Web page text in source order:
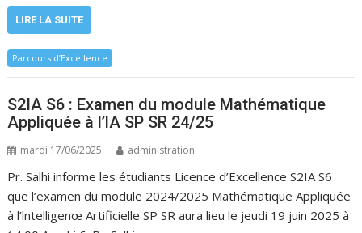
LIRE LA SUITE
Parcours d’Excellence
S2IA S6 : Examen du module Mathématique
Appliquée à l’lA SP SR 24/25
mardi 17/06/2025 administration
Pr. Salhi informe les étudiants Licence d’Excellence S2IA S6
que l’examen du module 2024/2025 Mathématique Appliquée
à l’lntelligenœ Artificielle SP SR aura lieu le jeudi 19 juin 2025 à